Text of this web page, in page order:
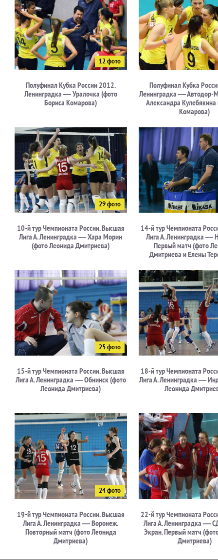
Полуфинал Кубка России 2012.
Ленинградка — Уралочка (фото
Бориса Комарова)
Полуфинал Кубка
Ленинградка — Автодор-
Александра
Комарова)
10-й тур Чемпионата России. Высшая
Лига А. Ленинградка — Хара Морин
(фото Леонида Дмитриева)
14-й тур Чемпионата
Лига А. Ленинградка —
Первый матч (фото
Дмитриева и Елены
15-й тур Чемпионата России. Высшая
Лига А. Ленинградка — Обнинск (фото
Леонида Дмитриева)
18-й тур Чемпионата
Лига А. Ленинградка —
Леонида
19-й тур Чемпионата России. Высшая
Лига А. Ленинградка — Воронеж.
Повторный матч (фото Леонида
Дмитриева)
22-й тур Чемпионата
Лига А. Ленинградка —
Экран. Первый матч
Дмитриева)